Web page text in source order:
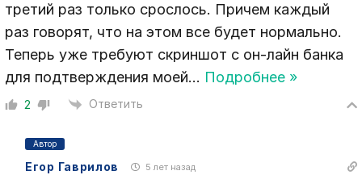
третий раз только срослось. Причем каждый
раз говорят, что на этом все будет нормально.
Теперь уже требуют скриншот с он-лайн банка
для подтверждения моей… Подробнее »
2 Ответить
Автор
Егор Гаврилов 5 лет назад